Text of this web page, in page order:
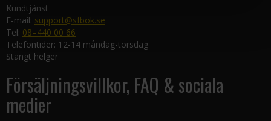
Kundtjänst
E-mail: support@sfbok.se
Tel: 08–440 00 66
Telefontider: 12-14 måndag-torsdag
Stängt helger
Försäljningsvillkor, FAQ & sociala
medier